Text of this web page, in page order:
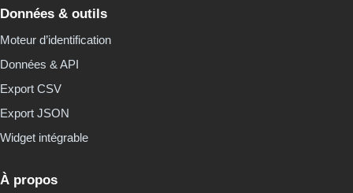
Données & outils
Moteur d’identification
Données & API
Export CSV
Export JSON
Widget intégrable
À propos